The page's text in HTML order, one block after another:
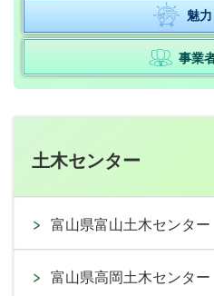
魅
事業
土木センター
富山県富山土木センター
富山県高岡土木センター